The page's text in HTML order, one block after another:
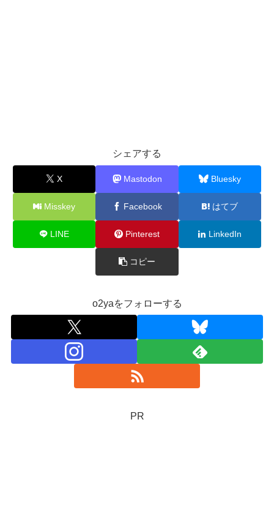
シェアする
X Mastodon Bluesky
Misskey Facebook はてブ
LINE Pinterest LinkedIn
コピー
o2yaをフォローする
PR